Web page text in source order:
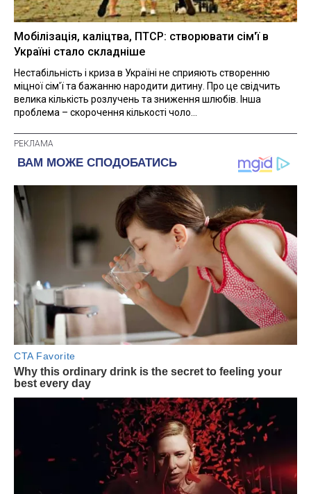
Мобілізація, каліцтва, ПТСР: створювати сім'ї в
Україні стало складніше
Нестабільність і криза в Україні не сприяють створенню
міцної сім'ї та бажанню народити дитину. Про це свідчить
велика кількість розлучень та зниження шлюбів. Інша
проблема – скорочення кількості чоло...